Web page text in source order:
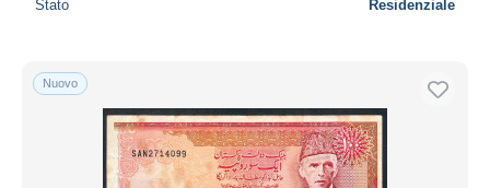
Stato Residenziale
Nuovo